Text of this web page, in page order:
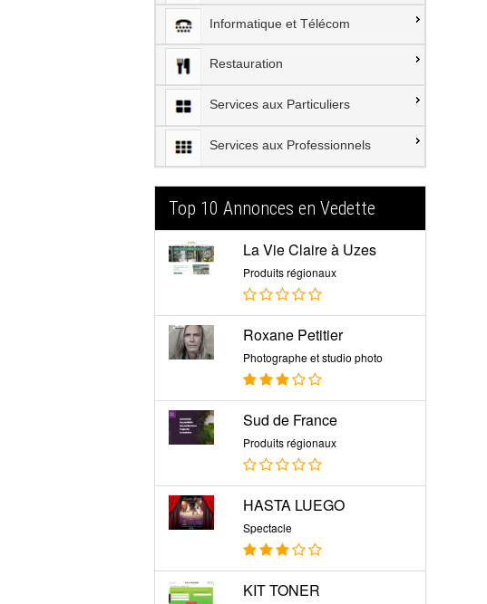
Informatique et Télécom
Restauration
Services aux Particuliers
Services aux Professionnels
Top 10 Annonces en Vedette
La Vie Claire à Uzes
Produits régionaux
Roxane Petitier
Photographe et studio photo
Sud de France
Produits régionaux
HASTA LUEGO
Spectacle
KIT TONER